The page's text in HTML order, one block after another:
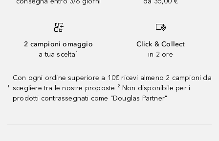
2 campioni omaggio
a tua scelta¹
Click & Collect
in 2 ore
¹
Con ogni ordine superiore a 10€ ricevi almeno 2 campioni da
scegliere tra le nostre proposte ² Non disponibile per i
prodotti contrassegnati come "Douglas Partner"